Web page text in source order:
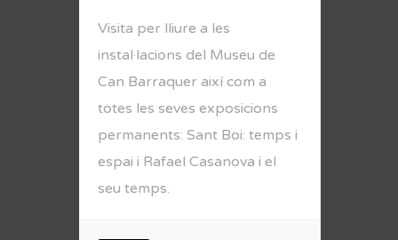
Visita per lliure a les
instal·lacions del Museu de
Can Barraquer així com a
totes les seves exposicions
permanents: Sant Boi: temps i
espai i Rafael Casanova i el
seu temps.